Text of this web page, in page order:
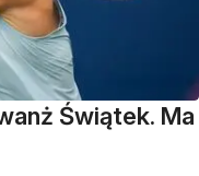
Świątek. Ma